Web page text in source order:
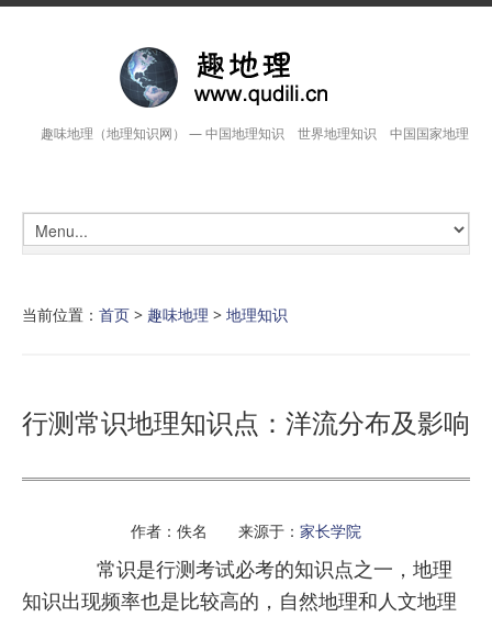
趣味地理（地理知识网） — 中国地理知识 世界地理知识 中国国家地理
当前位置： 首页 > 趣味地理 > 地理知识
行测常识地理知识点：洋流分布及影响
作者：佚名 来源于： 家长学院
常识是行测考试必考的知识点之一，地理
知识出现频率也是比较高的，自然地理和人文地理